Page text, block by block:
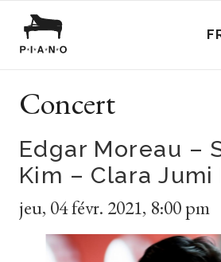
Concert
Edgar Moreau –
Kim – Clara Jumi
jeu, 04 févr. 2021, 8:00 pm